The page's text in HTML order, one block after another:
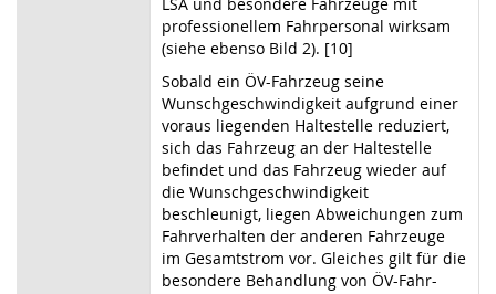
professionellem Fahrpersonal wirksam
(siehe ebenso Bild 2). [10]
Sobald ein ÖV-Fahrzeug seine
Wunschgeschwindigkeit aufgrund einer
voraus liegenden Haltestelle reduziert,
sich das Fahrzeug an der Haltestelle
befindet und das Fahrzeug wieder auf
die Wunschgeschwindigkeit
beschleunigt, liegen Abweichungen zum
Fahrverhalten der anderen Fahrzeuge
im Gesamtstrom vor. Gleiches gilt für die
besondere Behandlung von ÖV-Fahr-